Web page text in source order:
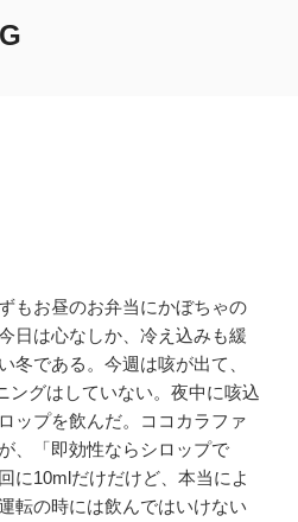
もお昼のお弁当にかぼちゃの
日は心なしか、冷え込みも緩
冬である。今週は咳が出て、
ングはしていない。夜中に咳込
ップを飲んだ。ココカラファ
、「即効性ならシロップで
に10mlだけだけど、本当によ
転の時には飲んではいけない